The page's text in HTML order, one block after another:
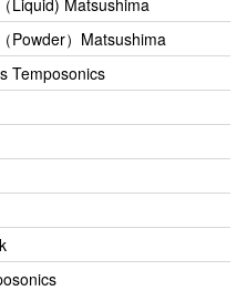
Powder）Matsushima
Temposonics